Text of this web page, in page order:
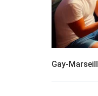
Gay-